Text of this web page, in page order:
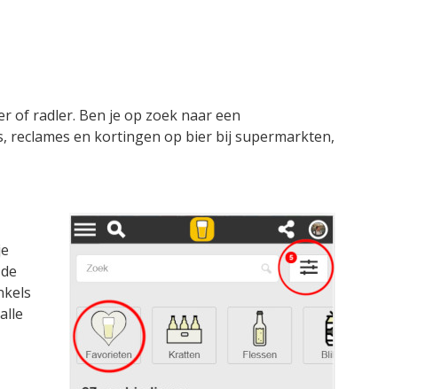
of radler. Ben je op zoek naar een
reclames en kortingen op bier bij supermarkten,